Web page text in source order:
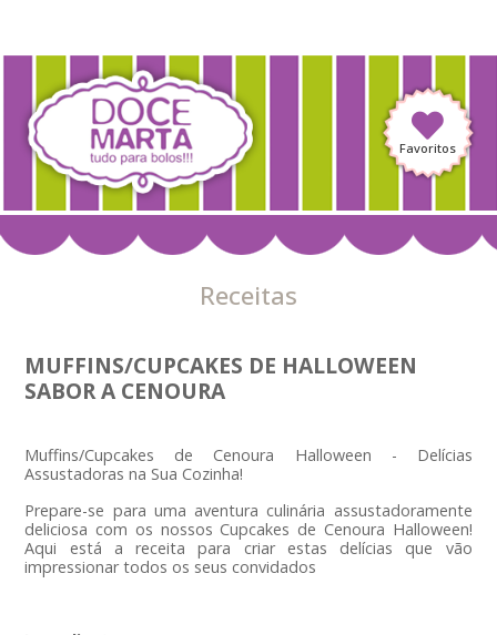
Favoritos
Receitas
MUFFINS/CUPCAKES DE HALLOWEEN
SABOR A CENOURA
Muffins/Cupcakes de Cenoura Halloween - Delícias
Assustadoras na Sua Cozinha!
Prepare-se para uma aventura culinária assustadoramente
deliciosa com os nossos Cupcakes de Cenoura Halloween!
Aqui está a receita para criar estas delícias que vão
impressionar todos os seus convidados